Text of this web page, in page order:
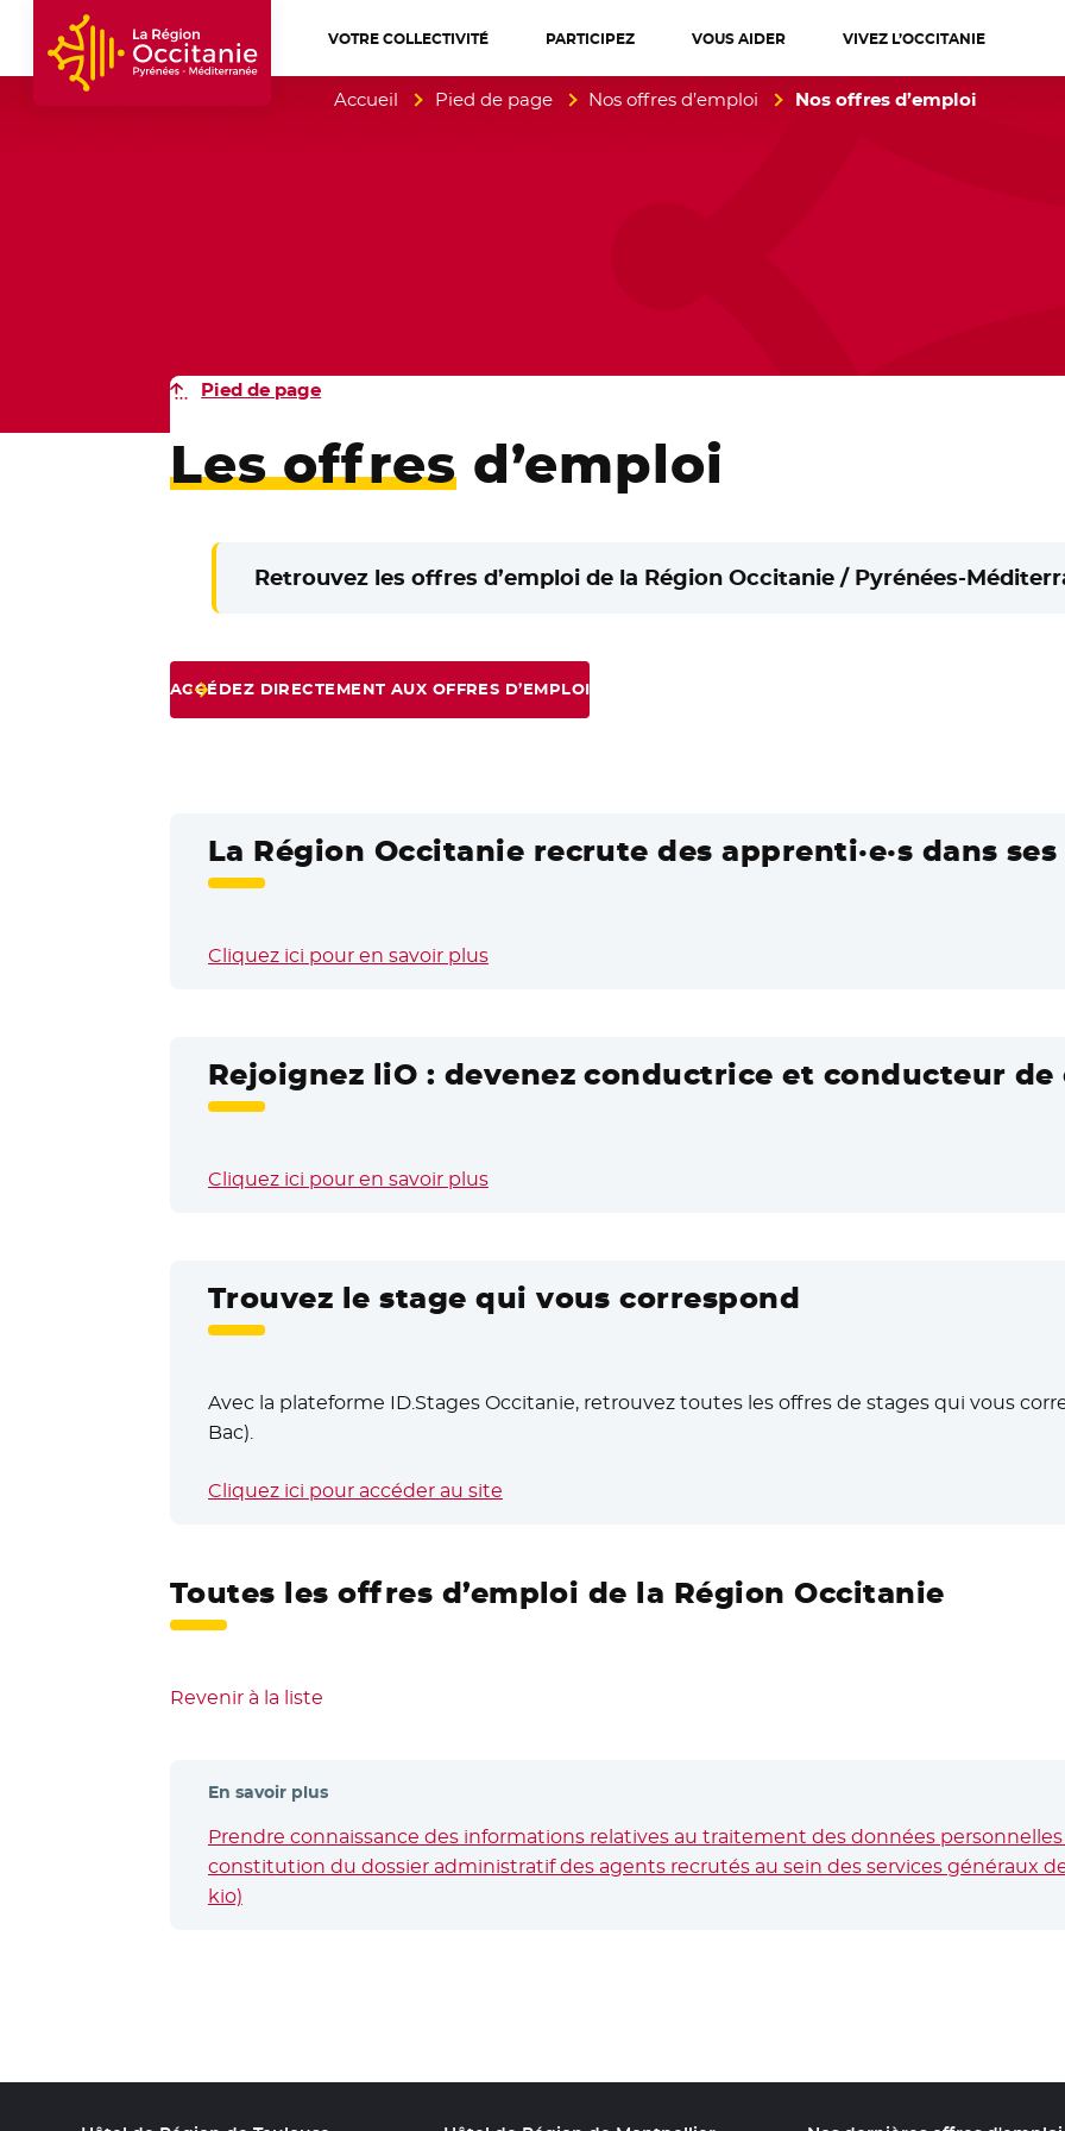
Accueil Région Occitanie / Pyrénées-Méditerranée
VOTRE COLLECTIVITÉ PARTICIPEZ VOUS AIDER VIVEZ L’OCCITANIE
Accueil Pied de page Nos offres d’emploi Nos offres d’emploi
Pied de page
Les offresd’emploi
Retrouvez les offres d’emploi de la Région Occitanie / Pyrénées-
ACCÉDEZ DIRECTEMENT AUX OFFRES D’EMPLOI
La Région Occitanie recrute des apprenti·e·s dans
Cliquez ici pour en savoir plus
Rejoignez liO : devenez conductrice et conducteur de
Cliquez ici pour en savoir plus
Trouvez le stage qui vous correspond
Avec la plateforme ID.Stages Occitanie, retrouvez toutes les offres de stages qui vous
Bac).
Cliquez ici pour accéder au site
Toutes les offres d’emploi de la Région Occitanie
Revenir à la liste
En savoir plus
Prendre connaissance des informations relatives au traitement des données
constitution du dossier administratif des agents recrutés au sein des services généraux de
kio)